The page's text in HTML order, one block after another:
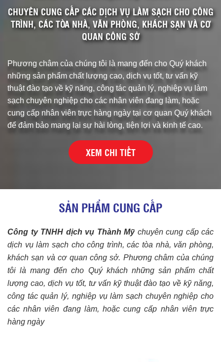
CHUYÊN CUNG CẤP CÁC DỊCH VỤ LÀM SẠCH CHO CÔNG
TRÌNH, CÁC TÒA NHÀ, VĂN PHÒNG, KHÁCH SẠN VÀ CƠ
QUAN CÔNG SỞ
Phương châm của chúng tôi là mang đến cho Quý khách
những sản phẩm chất lượng cao, dịch vụ tốt, tư vấn kỹ
thuật đào tạo về kỹ năng, công tác quản lý, nghiệp vụ làm
sạch chuyên nghiệp cho các nhân viên đang làm, hoặc
cung cấp nhân viên trực hàng ngày tại cơ quan Quý khách
để đảm bảo mang lại sự hài lòng, tiện lợi và kinh tế cao.
XEM CHI TIẾT
SẢN PHẨM CUNG CẤP
Công ty TNHH dịch vụ Thành Mỹchuyên cung cấp các
dịch vụ làm sạch cho công trình, các tòa nhà, văn phòng,
khách sạn và cơ quan công sở. Phương châm của chúng
tôi là mang đến cho Quý khách những sản phẩm chất
lượng cao, dịch vụ tốt, tư vấn kỹ thuật đào tạo về kỹ năng,
công tác quản lý, nghiệp vụ làm sạch chuyên nghiệp cho
các nhân viên đang làm, hoặc cung cấp nhân viên trực
hàng ngày